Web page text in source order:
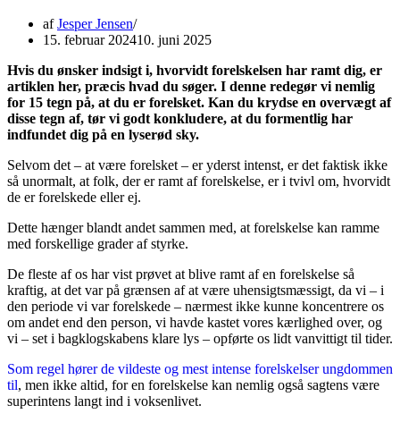
afJesper Jensen
15. februar 202410. juni 2025
Hvis du ønsker indsigt i, hvorvidt forelskelsen har ramt dig, er
artiklen her, præcis hvad du søger. I denne redegør vi nemlig
for 15 tegn på, at du er forelsket. Kan du krydse en overvægt af
disse tegn af, tør vi godt konkludere, at du formentlig har
indfundet dig på en lyserød sky.
Selvom det – at være forelsket – er yderst intenst, er det faktisk ikke
så unormalt, at folk, der er ramt af forelskelse, er i tvivl om, hvorvidt
de er forelskede eller ej.
Dette hænger blandt andet sammen med, at forelskelse kan ramme
med forskellige grader af styrke.
De fleste af os har vist prøvet at blive ramt af en forelskelse så
kraftig, at det var på grænsen af at være uhensigtsmæssigt, da vi – i
den periode vi var forelskede – nærmest ikke kunne koncentrere os
om andet end den person, vi havde kastet vores kærlighed over, og
vi – set i bagklogskabens klare lys – opførte os lidt vanvittigt til tider.
Som regel hører de vildeste og mest intense forelskelser ungdommen
til, men ikke altid, for en forelskelse kan nemlig også sagtens være
superintens langt ind i voksenlivet.